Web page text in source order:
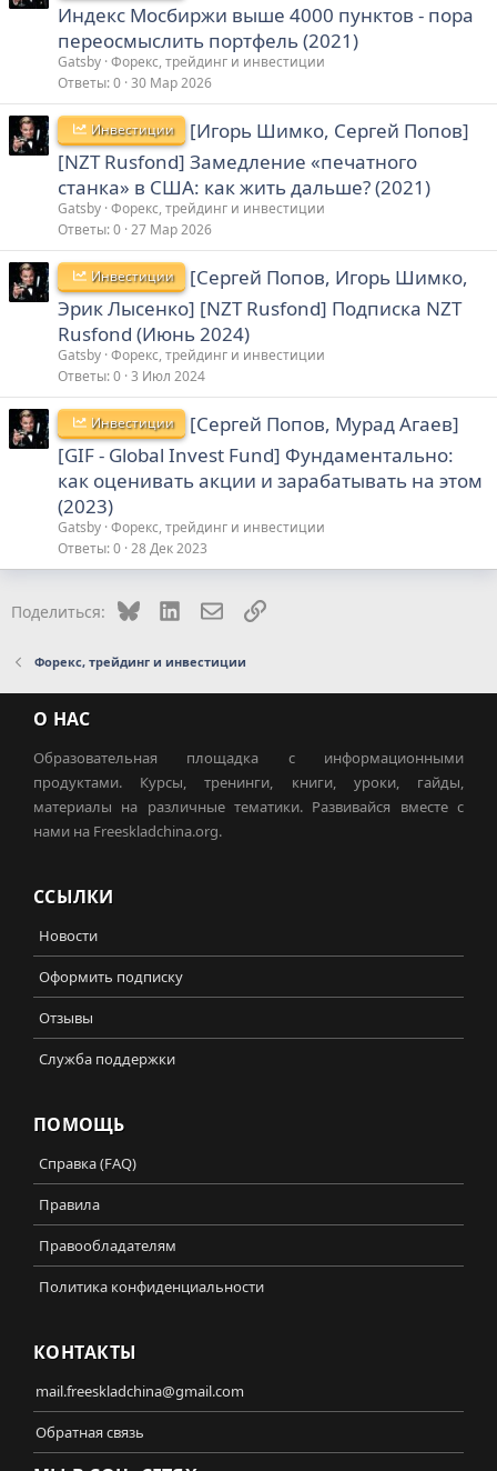
Индекс Мосбиржи выше 4000 пунктов - пора
переосмыслить портфель (2021)
Gatsby Форекс, трейдинг и инвестиции
Ответы 0 30 Мар 2026
Инвестиции
[Игорь Шимко, Сергей Попов]
[NZT Rusfond] Замедление «печатного
станка» в США: как жить дальше? (2021)
Gatsby Форекс, трейдинг и инвестиции
Ответы 0 27 Мар 2026
Инвестиции
[Сергей Попов, Игорь Шимко,
Эрик Лысенко] [NZT Rusfond] Подписка NZT
Rusfond (Июнь 2024)
Gatsby Форекс, трейдинг и инвестиции
Ответы 0 3 Июл 2024
Инвестиции
[Сергей Попов, Мурад Агаев]
[GIF - Global Invest Fund] Фундаментально:
как оценивать акции и зарабатывать на этом
(2023)
Gatsby Форекс, трейдинг и инвестиции
Ответы 0 28 Дек 2023
Поделиться: Bluesky LinkedInЭлектронная почта
Ссылка
Форекс, трейдинг и инвестиции
О НАС
Образовательная площадка с информационными
продуктами. Курсы, тренинги, книги, уроки, гайды,
материалы на различные тематики. Развивайся вместе с
нами на Freeskladchina.org.
ССЫЛКИ
Новости
Оформить подписку
Отзывы
Служба поддержки
ПОМОЩЬ
Справка (FAQ)
Правила
Правообладателям
Политика конфиденциальности
КОНТАКТЫ
mail.freeskladchina@gmail.com
Обратная связь